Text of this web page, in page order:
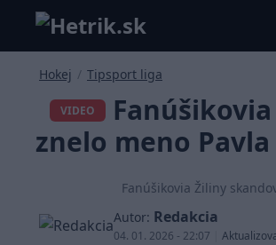
Hokej / Tipsport liga
VIDEO
znelo meno
Fanúšikovia Žiliny
Autor: Redakcia
04. 01. 2026 - 22:07